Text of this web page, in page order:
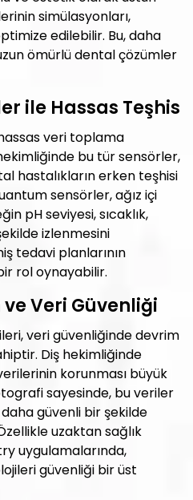
simülasyonları,
edilebilir. Bu, daha
ömürlü dental çözümler
ile Hassas Teşhis
veri toplama
bu tür sensörler,
hastalıkların erken teşhisi
sensörler, ağız içi
pH seviyesi, sıcaklık,
izlenmesini
tedavi planlarının
rol oynayabilir.
Veri Güvenliği
veri güvenliğinde devrim
Diş hekimliğinde
korunması büyük
sayesinde, bu veriler
daha güvenli bir şekilde
uzaktan sağlık
uygulamalarında,
güvenliği bir üst